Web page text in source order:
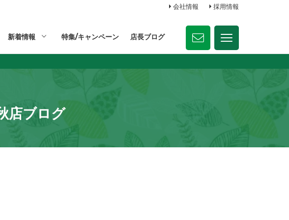
会社情報 採用情報
新着情報 特集/キャンペーン 店長ブログ
店ブログ